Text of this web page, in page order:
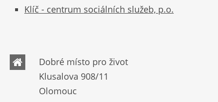
Klíč - centrum sociálních služeb, p.o.
Dobré místo pro život
Klusalova 908/11
Olomouc